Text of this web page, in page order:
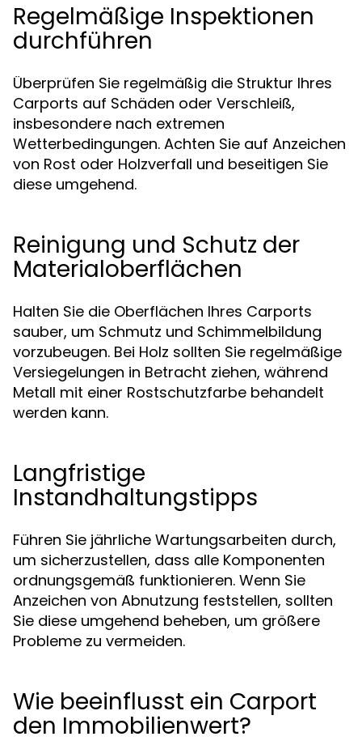
Regelmäßige Inspektionen
durchführen
Überprüfen Sie regelmäßig die Struktur Ihres
Carports auf Schäden oder Verschleiß,
insbesondere nach extremen
Wetterbedingungen. Achten Sie auf Anzeichen
von Rost oder Holzverfall und beseitigen Sie
diese umgehend.
Reinigung und Schutz der
Materialoberflächen
Halten Sie die Oberflächen Ihres Carports
sauber, um Schmutz und Schimmelbildung
vorzubeugen. Bei Holz sollten Sie regelmäßige
Versiegelungen in Betracht ziehen, während
Metall mit einer Rostschutzfarbe behandelt
werden kann.
Langfristige
Instandhaltungstipps
Führen Sie jährliche Wartungsarbeiten durch,
um sicherzustellen, dass alle Komponenten
ordnungsgemäß funktionieren. Wenn Sie
Anzeichen von Abnutzung feststellen, sollten
Sie diese umgehend beheben, um größere
Probleme zu vermeiden.
Wie beeinflusst ein Carport
den Immobilienwert?